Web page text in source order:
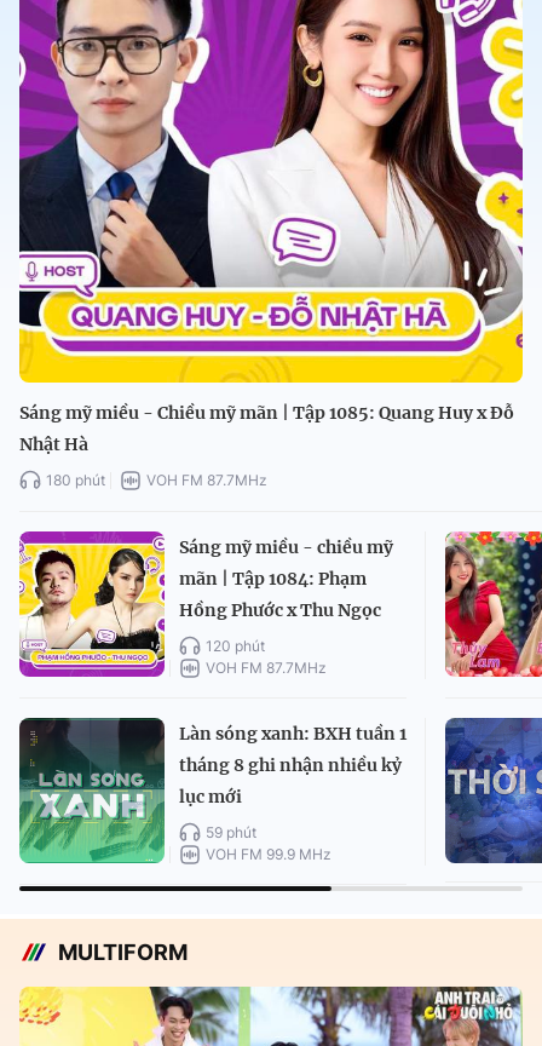
Sáng mỹ miều - Chiều mỹ mãn | Tập 1085: Quang Huy x Đỗ
Nhật Hà
180 phút VOH FM 87.7MHz
Sáng mỹ miều - chiều mỹ
mãn | Tập 1084: Phạm
Hồng Phước x Thu Ngọc
120 phút
VOH FM 87.7MHz
Làn sóng xanh: BXH tuần 1
tháng 8 ghi nhận nhiều kỷ
lục mới
59 phút
VOH FM 99.9 MHz
MULTIFORM